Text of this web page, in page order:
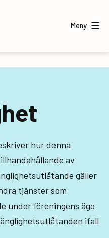
Meny
hur denna
av
gäller
tjänster som
under föreningens ägo
ifall